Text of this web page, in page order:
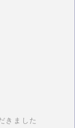
きました